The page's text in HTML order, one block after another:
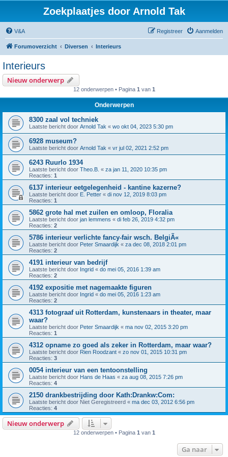
Zoekplaatjes door Arnold Tak
V&A Aanmelden
Registreer
Forumoverzicht Diversen Interieurs
Interieurs
Nieuw onderwerp
12 onderwerpen • Pagina 1 van 1
Onderwerpen
8300 zaal vol techniek
Laatste bericht door Arnold Tak « wo okt 04, 2023 5:30 pm
6928 museum?
Laatste bericht door Arnold Tak « vr jul 02, 2021 2:52 pm
6243 Ruurlo 1934
Laatste bericht door Theo.B. « za jan 11, 2020 10:35 pm
Reacties: 1
6137 interieur eetgelegenheid - kantine kazerne?
Laatste bericht door E. Petter « di nov 12, 2019 8:03 pm
Reacties: 1
5862 grote hal met zuilen en omloop, Floralia
Laatste bericht door jan lemmens « di feb 26, 2019 4:32 pm
Reacties: 2
5786 interieur verlichte fancy-fair wsch. BelgiÃ«
Laatste bericht door Peter Smaardijk « za dec 08, 2018 2:01 pm
Reacties: 2
4191 interieur van bedrijf
Laatste bericht door Ingrid « do mei 05, 2016 1:39 am
Reacties: 2
4192 expositie met nagemaakte figuren
Laatste bericht door Ingrid « do mei 05, 2016 1:23 am
Reacties: 2
4313 fotograaf uit Rotterdam, kunstenaars in theater, maar
waar?
Laatste bericht door Peter Smaardijk « ma nov 02, 2015 3:20 pm
Reacties: 1
4312 opname zo goed als zeker in Rotterdam, maar waar?
Laatste bericht door Rien Roodzant « zo nov 01, 2015 10:31 pm
Reacties: 3
0054 interieur van een tentoonstelling
Laatste bericht door Hans de Haas « za aug 08, 2015 7:26 pm
Reacties: 4
2150 drankbestrijding door Kath:Drankw:Com:
Laatste bericht door Niet Geregistreerd « ma dec 03, 2012 6:56 pm
Reacties: 4
Nieuw onderwerp
12 onderwerpen • Pagina 1 van 1
Ga naar